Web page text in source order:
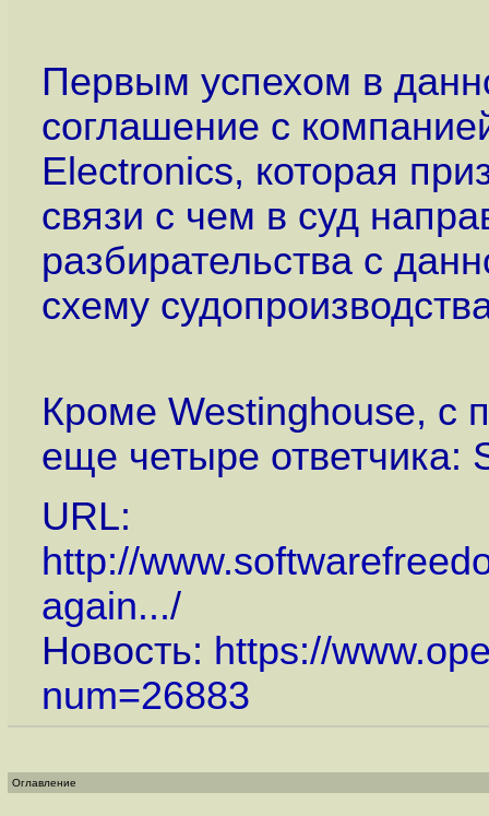
Первым успехом в
соглашение с
Electronics, которая
связи с чем в суд
разбирательства с
схему
Кроме Westinghouse, с
еще четыре ответчика:
URL:
http://
again.../
Новость: https://
num=26883
Оглавление